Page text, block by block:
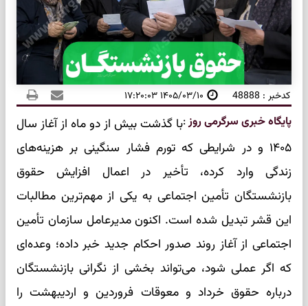
کدخبر : 48888 ۱۴۰۵/۰۳/۱۰ ۱۷:۲۰:۰۳
پایگاه خبری سرگرمی روز:با گذشت بیش از دو ماه از آغاز سال
۱۴۰۵ و در شرایطی که تورم فشار سنگینی بر هزینه‌های
زندگی وارد کرده، تأخیر در اعمال افزایش حقوق
بازنشستگان تأمین اجتماعی به یکی از مهم‌ترین مطالبات
این قشر تبدیل شده است. اکنون مدیرعامل سازمان تأمین
اجتماعی از آغاز روند صدور احکام جدید خبر داده؛ وعده‌ای
که اگر عملی شود، می‌تواند بخشی از نگرانی بازنشستگان
درباره حقوق خرداد و معوقات فروردین و اردیبهشت را